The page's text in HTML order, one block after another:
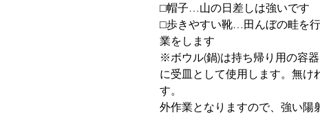
⬜︎帽子…山の日差しは強いです
⬜︎歩きやすい靴…田んぼの畦を
業をします
※ボウル(鍋)は持ち帰り用の容
に受皿として使用します。無け
す。
外作業となりますので、強い陽